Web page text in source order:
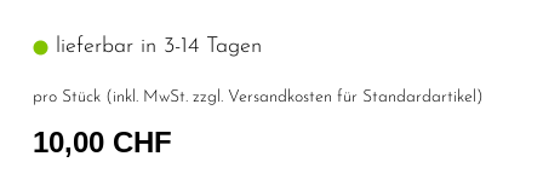
lieferbar in 3-14 Tagen
pro Stück (inkl. MwSt. zzgl. Versandkosten für Standardartikel )
10,00 CHF